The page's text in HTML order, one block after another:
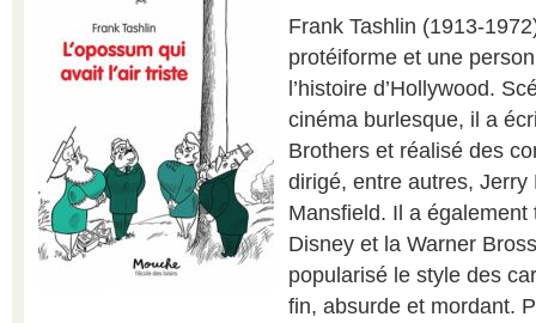
Frank Tashlin (1913-
protéiforme et une
l’histoire d’Hollywood.
cinéma burlesque, il a
Brothers et réalisé des
dirigé, entre autres, Jerry
Mansfield. Il a également
Disney et la Warner
popularisé le style des
fin, absurde et mordant.